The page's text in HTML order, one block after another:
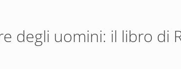
degli uomini: il libro di